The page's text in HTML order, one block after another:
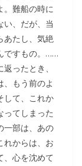
。難船の時に
い、だが、当
あたし、気絶
ですもの。……
ったとき、
、もう前のよ
して、これか
ってしまった
一部は、あの
れからは、お
、心を沈めて